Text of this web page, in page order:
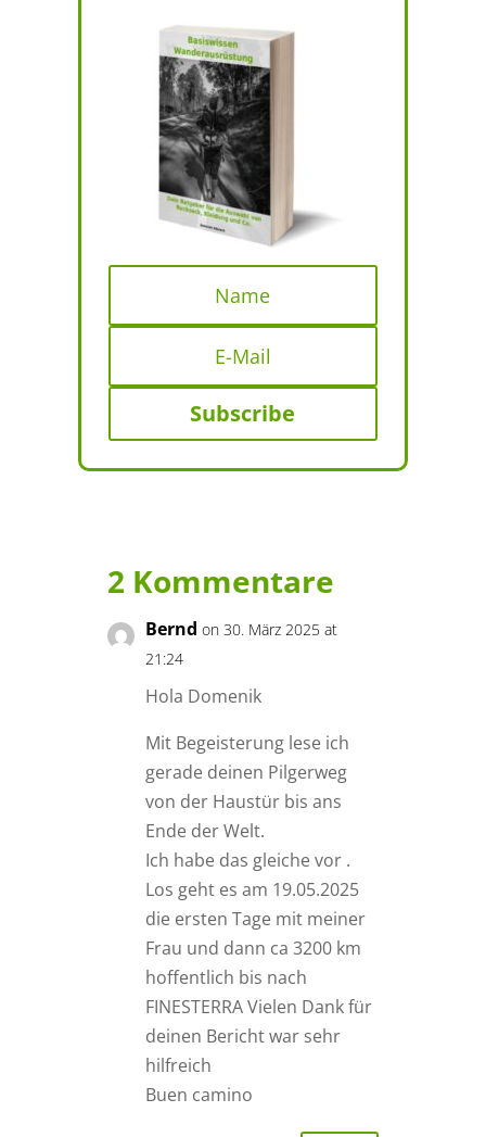
Subscribe
2 Kommentare
Bernd on 30. März 2025 at
21:24
Hola Domenik
Mit Begeisterung lese ich
gerade deinen Pilgerweg
von der Haustür bis ans
Ende der Welt.
Ich habe das gleiche vor .
Los geht es am 19.05.2025
die ersten Tage mit meiner
Frau und dann ca 3200 km
hoffentlich bis nach
FINESTERRA Vielen Dank für
deinen Bericht war sehr
hilfreich
Buen camino